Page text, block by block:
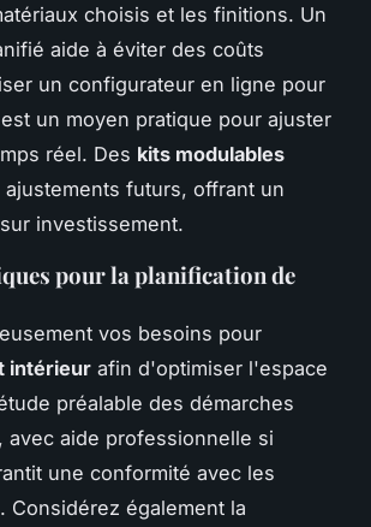
choisis et les finitions. Un
aide à éviter des coûts
un configurateur en ligne pour
un moyen pratique pour ajuster
réel. Des kits modulables
futurs, offrant un
investissement.
pour la planification de
vos besoins pour
intérieur afin d'optimiser l'espace
préalable des démarches
avec aide professionnelle si
une conformité avec les
Considérez également la